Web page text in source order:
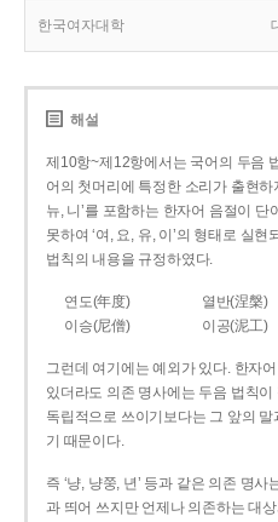
한국여자대학
해설
제10항~제12항에서는 국어의 두음
어의 첫머리에 특정한 소리가 출현하
뉴, 니’를 포함하는 한자어 음절이 단
못하여 ‘여, 요, 유, 이’의 형태로 실
법칙의 내용을 규정하였다.
연도(年度) 열반(涅槃)
이승(尼僧)
이공(泥工)
그런데 여기에는 예외가 있다. 한자
있더라도 의존 명사에는 두음 법칙
독립적으로 쓰이기보다는 그 앞의
기 때문이다.
즉 ‘냥, 냥쭝, 년’ 등과 같은 의존 명
과 띄어 쓰지만 언제나 의존하는 대